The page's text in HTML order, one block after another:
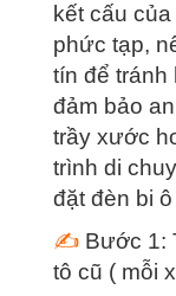
kết cấu
phức tạp,
tín để tránh
đảm bảo
trầy xước
trình di
đặt đèn bi
✍ Bước 1:
tô cũ ( mỗi